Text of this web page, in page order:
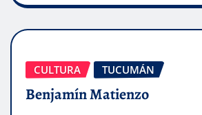
CULTURA TUCUMÁN
Benjamín Matienzo